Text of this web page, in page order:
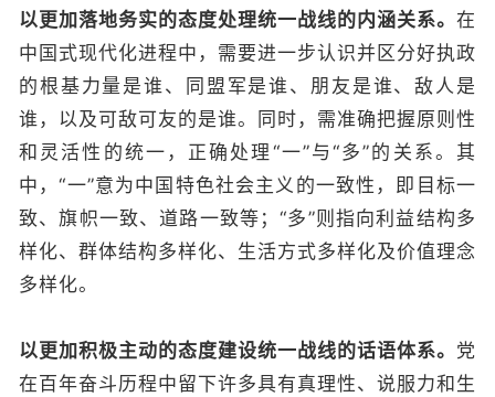
以更加落地务实的态度处理统一战线的内涵关系。 在
中国式现代化进程中，需要进一步认识并区分好执政
的根基力量是谁、同盟军是谁、朋友是谁、敌人是
谁，以及可敌可友的是谁。同时，需准确把握原则性
和灵活性的统一，正确处理“一”与“多”的关系。其
中，“一”意为中国特色社会主义的一致性，即目标一
致、旗帜一致、道路一致等；“多”则指向利益结构多
样化、群体结构多样化、生活方式多样化及价值理念
多样化。
以更加积极主动的态度建设统一战线的话语体系。 党
在百年奋斗历程中留下许多具有真理性、说服力和生